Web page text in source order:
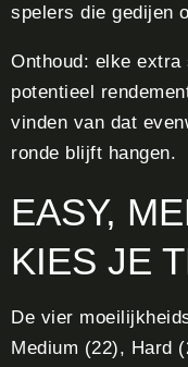
spelers die gedijen
Onthoud: elke
potentieel
vinden van dat
ronde blijft hangen.
EASY,
KIES JE
De vier
Medium (22), Hard